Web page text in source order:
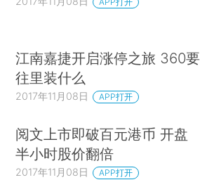
江南嘉捷开启涨停之旅 360要
往里装什么
2017年11月08日 APP打开
阅文上市即破百元港币 开盘
半小时股价翻倍
2017年11月08日 APP打开